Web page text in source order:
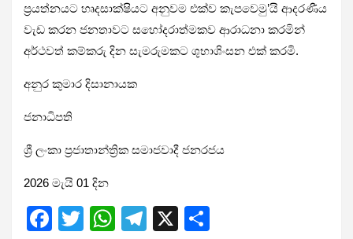
ප්‍රයත්නයට හෘදසාක්ෂියට අනුවම එක්ව කැපවෙමු’යි ආදරණීය
වැඩ කරන ජනතාවට සහෝදරාත්මකව ආරාධනා කරමින්
අර්ථවත් කම්කරු දින සැමරුමකට ශුභාශිංසන එක් කරමි.
අනුර කුමාර දිසානායක
ජනාධිපති
ශ්‍රී ලංකා ප්‍රජාතාන්ත්‍රික සමාජවාදී ජනරජය
2026 මැයි 01 දින
F
T
W T
X